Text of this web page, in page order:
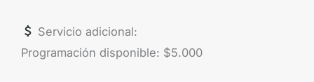
Servicio adicional:
Programación disponible: $5.000